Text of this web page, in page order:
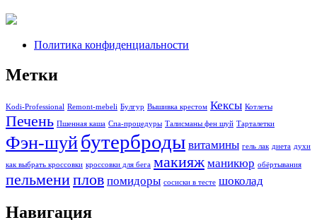
Политика конфиденциальности
Метки
Kodi-Professional Remont-mebeli Булгур Вышивка крестом Кексы Котлеты
Печень Пшенная каша Спа-процедуры Талисманы фен шуй Тарталетки
Фэн-шуйбутерброды витамины гель лак диета духи
как выбрать кроссовки кроссовки для бега макияж маникюр обёртывания
пельмениплов помидоры сосиски в тесте шоколад
Навигация